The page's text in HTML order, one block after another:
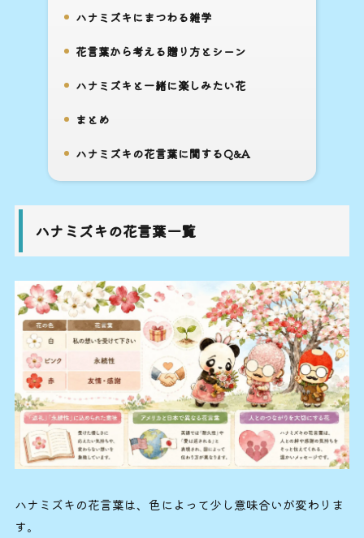
6.ハナミズキにまつわる雑学
7.花言葉から考える贈り方とシーン
8.ハナミズキと一緒に楽しみたい花
9.まとめ
10.
ハナミズキの花言葉に関するQ&A
ハナミズキの花言葉一覧
ハナミズキの花言葉は、色によって少し意味合いが変わりま
す。